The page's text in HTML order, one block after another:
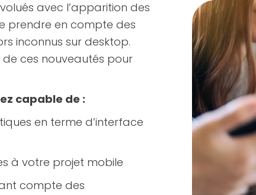
avec l’apparition des
prendre en compte des
inconnus sur desktop.
ces nouveautés pour
capable de :
en terme d’interface
à votre projet mobile
compte des